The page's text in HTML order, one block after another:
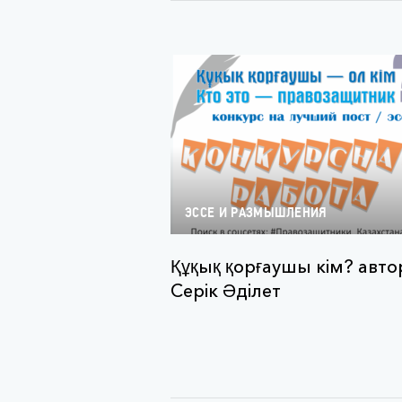
ЭССЕ И РАЗМЫШЛЕНИЯ
Құқық қорғаушы кім?
Серік Әділет